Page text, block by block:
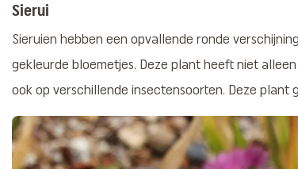
Sierui
Sieruien hebben een opvallende ronde
gekleurde bloemetjes. Deze plant heeft niet
ook op verschillende insectensoorten. Deze plant